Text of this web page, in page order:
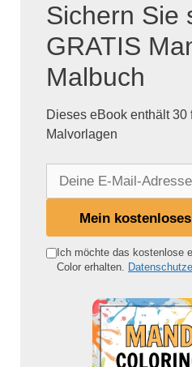
Sichern Sie
GRATIS
Malbuch
Dieses eBook enthält
Malvorlagen
e
Mein
Ich möchte das kostenlose
Color erhalten.